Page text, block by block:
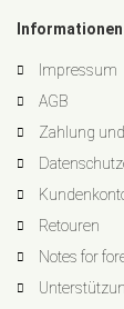
Informationen
Impressum
AGB
Zahlung
Retouren
Notes for